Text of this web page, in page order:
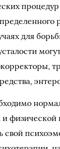
для
физической
свой